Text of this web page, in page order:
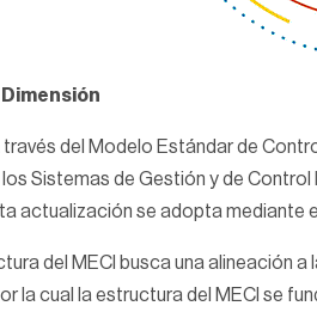
del Modelo Estándar de
Sistemas de Gestión y de Control
actualización se adopta mediante
del MECI busca una alineación
la cual la estructura del MECI se